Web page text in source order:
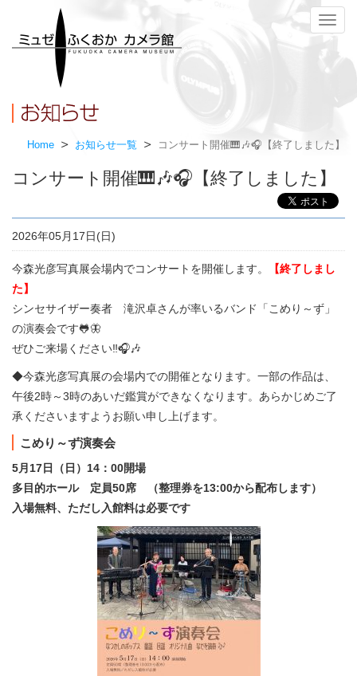
メ
ニ
Home お知らせ一覧 コンサート開催🎹🎶🎧【終了しました】
コンサート開催🎹🎶🎧【終了しました】
2026年05月17日(日)
今森光彦写真展会場内でコンサートを開催します。
【終了しまし
た】
シンセサイザー奏者 滝沢卓さんが率いるバンド「こめり～ず」
の演奏会です🐸🦋
ぜひご来場ください‼🎧🎶
◆今森光彦写真展の会場内での開催となります。一部の作品は、
午後2時～3時のあいだ鑑賞ができなくなります。あらかじめご了
承くださいますようお願い申し上げます。
こめり～ず演奏会
5月17日（日）14：00開場
多目的ホール 定員50席 （整理券を13:00から配布します）
入場無料、ただし入館料は必要です